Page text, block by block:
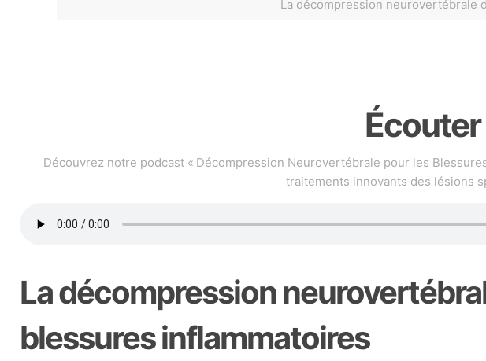
La décompression neurovertébrale
Découvrez notre podcast « Décompression Neurovertébrale pour les
traitements innovants des lésions
La décompression
blessures inflammatoires